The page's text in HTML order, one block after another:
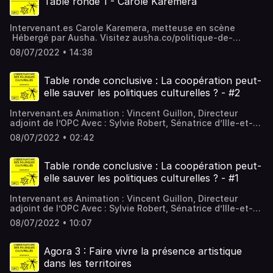
de-confidentialite pour plus d'informations.
Intervenant.es Carole Karemera, metteuse en scène
Hébergé par Ausha. Visitez ausha.co/politique-de-
confidentialite pour plus d'informations.
08/07/2022 • 14:38
Table ronde conclusive : La coopération peut-
elle sauver les politiques culturelles ? - #2
Intervenant.es Animation : Vincent Guillon, Directeur
adjoint de l’OPC Avec : Sylvie Robert, Sénatrice d’Ille-et-
Vilaine, Catherine Morin-Desailly, Présidente de la
commission de la culture, de l'éducation et de la
Conseillère régionale de Normandie (sous réserve), Jean-
Michel Le Boulanger, Premier vice-président du Conseil
régional de Bretagne en charge de la Culture, Jean-Luc
Vilaine, Géraldine Bénichou, Metteuse en scène, Michel
Rotterdam, Directeur de la culture et de la vie associative,
Métropole de Lyon Hébergé par Ausha. Visitez
ausha.co/politique-de-confidentialite pour plus
08/07/2022 • 02:42
Table ronde conclusive : La coopération peut-
elle sauver les politiques culturelles ? - #1
Intervenant.es Animation : Vincent Guillon, Directeur
adjoint de l’OPC Avec : Sylvie Robert, Sénatrice d’Ille-et-
Vilaine, Catherine Morin-Desailly, Présidente de la
commission de la culture, de l'éducation et de la
Conseillère régionale de Normandie (sous réserve), Jean-
Michel Le Boulanger, Premier vice-président du Conseil
régional de Bretagne en charge de la Culture, Jean-Luc
08/07/2022 • 10:07
Agora 3 : Faire vivre la présence artistique
dans les territoires